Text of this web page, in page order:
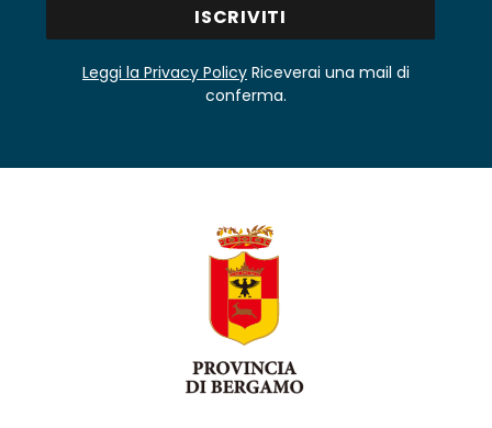
Leggi la Privacy Policy Riceverai una mail di
conferma.